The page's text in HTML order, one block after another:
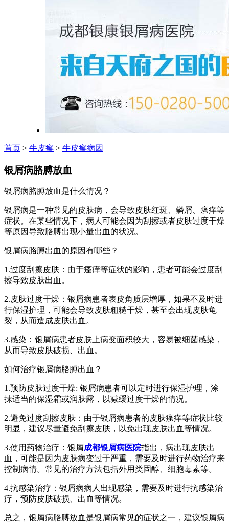
首页 > 牛皮癣 > 牛皮癣病因
银屑病胳膊放血
银屑病胳膊放血是什么情况？
银屑病是一种常见的皮肤病，会导致皮肤红斑、鳞屑、瘙痒等
症状。在某些情况下，病人可能会因为刮擦或者皮肤过度干燥
等原因导致胳膊出现小量出血的状况。
银屑病胳膊出血的原因有哪些？
1.过度刮擦皮肤：由于瘙痒等症状的影响，患者可能会过度刮
擦导致皮肤出血。
2.皮肤过度干燥：银屑病患者表皮角质层增厚，如果不及时进
行保湿护理，可能会导致皮肤粗糙干燥，甚至会出现皮肤龟
裂，从而造成皮肤出血。
3.感染：银屑病患者皮肤上病变面积较大，容易被细菌感染，
从而导致皮肤破损、出血。
如何治疗银屑病胳膊出血？
1.预防皮肤过度干燥: 银屑病患者可以定时进行保湿护理，涂
抹适当的保湿霜或润肤露，以减缓过度干燥的情况。
2.避免过度刮擦皮肤：由于银屑病患者的皮肤瘙痒等症状比较
明显，建议尽量避免刮擦皮肤，以免出现皮肤出血等情况。
3.使用药物治疗：银屑成都银屑病医院指出，病出现皮肤出
血，可能是因为皮肤病变过于严重，需要及时进行药物治疗来
控制病情。常见的治疗方法包括外用类固醇、细胞毒素等。
4.抗感染治疗：银屑病病人出现感染，需要及时进行抗感染治
疗，预防皮肤破损、出血等情况。
总之，银屑病胳膊放血是银屑病常见的症状之一，建议银屑病